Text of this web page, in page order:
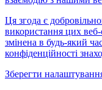
Ця згода є
використання цих веб-
змінена в будь-який
конфіденційності
Зберегти